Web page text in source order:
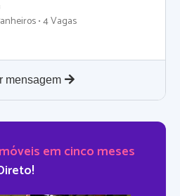
• 4 Vagas
mensagem
em cinco meses